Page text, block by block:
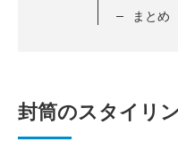
まとめ
封筒のスタイリ